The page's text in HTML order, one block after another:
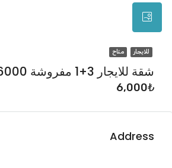
للايجار متاح
شقة للايجار 3+1 مفروشة TL 6000
6,000₺
Address